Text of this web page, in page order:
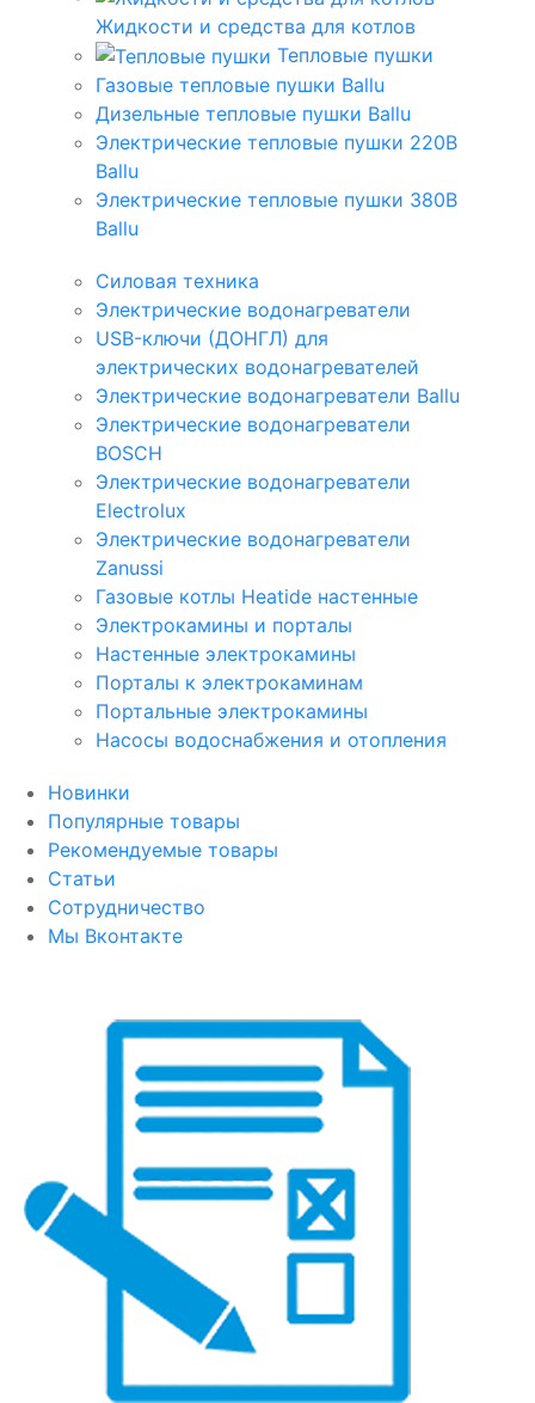
Жидкости и средства для котлов
Тепловые пушки
Газовые тепловые пушки Ballu
Дизельные тепловые пушки Ballu
Электрические тепловые пушки 220В
Ballu
Электрические тепловые пушки 380В
Ballu
Силовая техника
Электрические водонагреватели
USB-ключи (ДОНГЛ) для
электрических водонагревателей
Электрические водонагреватели Ballu
Электрические водонагреватели
BOSCH
Электрические водонагреватели
Electrolux
Электрические водонагреватели
Zanussi
Газовые котлы Heatide настенные
Электрокамины и порталы
Настенные электрокамины
Порталы к электрокаминам
Портальные электрокамины
Насосы водоснабжения и отопления
Новинки
Популярные товары
Рекомендуемые товары
Статьи
Сотрудничество
Мы Вконтакте